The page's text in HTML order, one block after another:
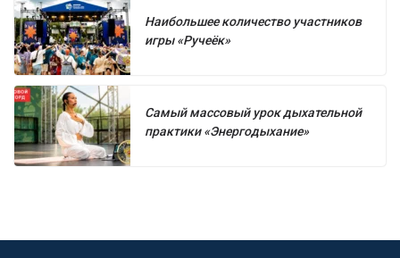
Наибольшее количество участников
игры «Ручеёк»
Самый массовый урок дыхательной
практики «Энергодыхание»